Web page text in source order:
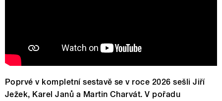
Poprvé v kompletní sestavě se v roce 2026 sešli Jiří
Ježek, Karel Janů a Martin Charvát. V pořadu